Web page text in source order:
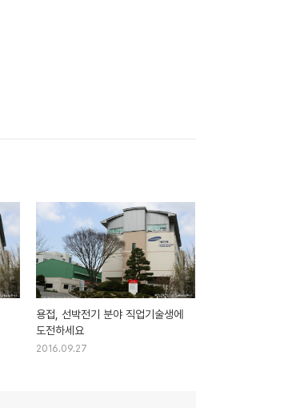
용접, 선박전기 분야 직업기술생에
도전하세요
2016.09.27